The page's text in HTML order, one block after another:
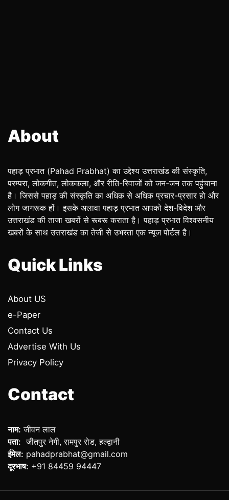
About
पहाड़ प्रभात (Pahad Prabhat) का उद्देश्य उत्तराखंड की संस्कृति,
परम्परा, लोकगीत, लोककला, और रीति-रिवाजों को जन-जन तक पहुंचाना
है। जिससे पहाड़ की संस्कृति का अधिक से अधिक प्रचार-प्रसार हो और
लोग जागरूक हों। इसके अलावा पहाड़ प्रभात आपको देश-विदेश और
उत्तराखंड की ताजा खबरों से रूबरू कराता है। पहाड़ प्रभात विश्वसनीय
खबरों के साथ उत्तराखंड का तेजी से उभरता एक न्यूज पोर्टल है।
Quick Links
About US
e-Paper
Contact Us
Advertise With Us
Privacy Policy
Contact
नाम: जीवन लाल
पता: जीतपुर नेगी, रामपुर रोड, हल्द्वानी
ईमेल: pahadprabhat@gmail.com
दूरभाष: +91 84459 94447